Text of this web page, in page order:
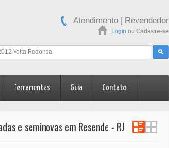
Atendimento | Revendedor
Login ou Cadastre-se
Ferramentas Guia Contato
e seminovas em Resende - RJ